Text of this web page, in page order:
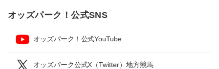
オッズパーク！公式SNS
オッズパーク！公式YouTube
オッズパーク公式X（Twitter）地方競馬